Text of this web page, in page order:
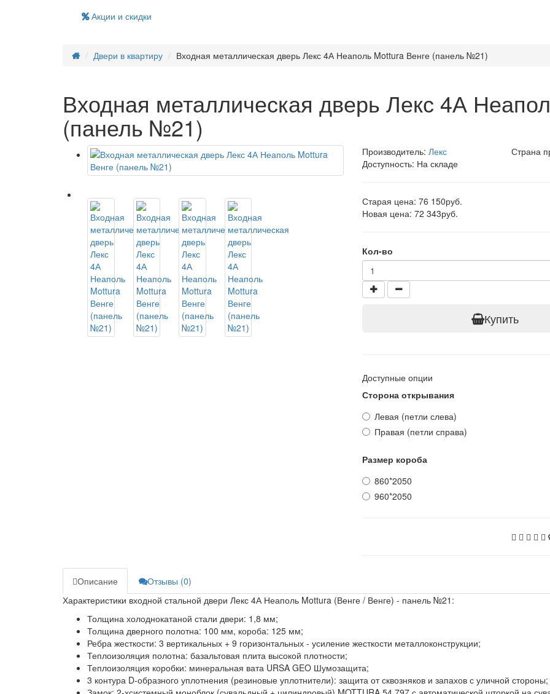
Акции и скидки
Двери в квартиру Входная металлическая дверь Лекс 4А Неаполь Mottura Венге (панель №21)
Входная металлическая дверь Лекс 4А
(панель №21)
Производитель: Лекс Страна
Доступность: На складе
Старая цена: 76 150руб.
Новая цена: 72 343руб.
Кол-во
Купить
Доступные опции
Сторона открывания
Левая (петли слева)
Правая (петли справа)
Размер короба
860*2050
960*2050
Описание
Отзывы (0)
Характеристики входной стальной двери Лекс 4А Неаполь Mottura (Венге / Венге) - панель №21:
Толщина холоднокатаной стали двери: 1,8 мм;
Толщина дверного полотна: 100 мм, короба: 125 мм;
Ребра жесткости: 3 вертикальных + 9 горизонтальных - усиление жесткости металлоконструкции;
Теплоизоляция полотна: базальтовая плита высокой плотности;
Теплоизоляция коробки: минеральная вата URSA GEO Шумозащита;
3 контура D-образного уплотнения (резиновые уплотнители): защита от сквозняков и запахов с уличной стороны;